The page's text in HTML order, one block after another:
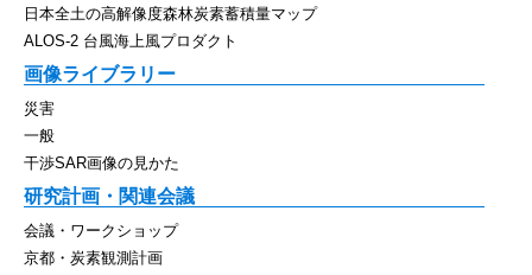
日本全土の高解像度森林炭素蓄積量マップ
ALOS-2 台風海上風プロダクト
画像ライブラリー
災害
一般
干渉SAR画像の見かた
研究計画・関連会議
会議・ワークショップ
京都・炭素観測計画